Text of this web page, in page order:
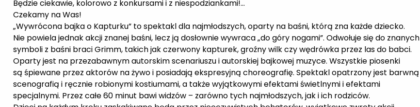
Będzie ciekawie, kolorowo z konkursami i z niespodziankami!…
Czekamy na Was!
„Wywrócona bajka o Kapturku” to spektakl dla najmłodszych, oparty na baśni, którą zna każde dziecko.
Nie powiela jednak akcji znanej baśni, lecz ją dosłownie wywraca „do góry nogami”. Odwołuje się do znanych
symboli z baśni braci Grimm, takich jak czerwony kapturek, groźny wilk czy wędrówka przez las do babci.
Oparty jest na przezabawnym autorskim scenariuszu i autorskiej bajkowej muzyce. Wszystkie piosenki
są śpiewane przez aktorów na żywo i posiadają ekspresyjną choreografię. Spektakl opatrzony jest barwną
scenografią i ręcznie robionymi kostiumami, a także wyjątkowymi efektami świetlnymi i efektami
specjalnymi. Przez całe 60 minut bawi widzów – zarówno tych najmłodszych, jak i ich rodziców.